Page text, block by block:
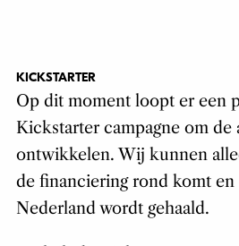
KICKSTARTER
Op dit moment loopt er een
Kickstarter campagne om de
ontwikkelen. Wij kunnen
de financiering rond komt en
Nederland wordt gehaald.